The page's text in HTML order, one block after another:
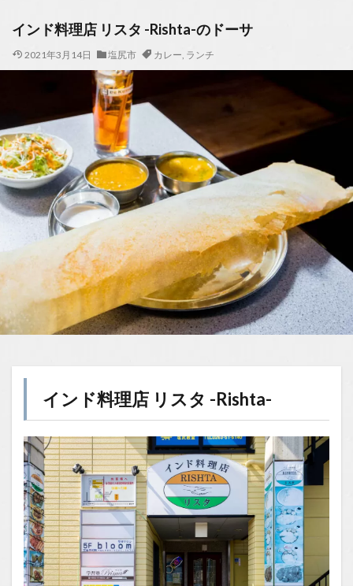
インド料理店 リスタ -Rishta-のドーサ
2021年3月14日 塩尻市 カレー, ランチ
インド料理店 リスタ -Rishta-